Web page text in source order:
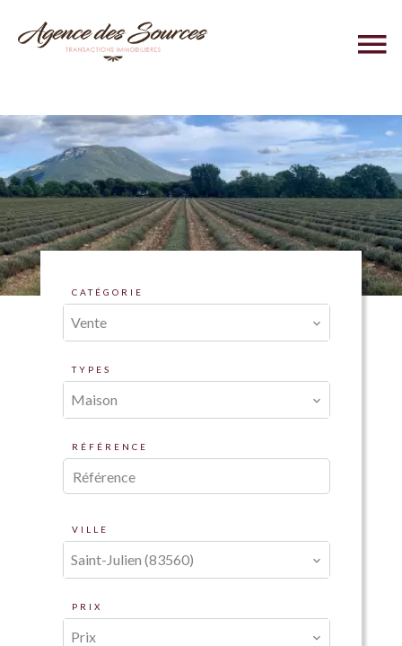
CATÉGORIE
Vente
TYPES
Maison
RÉFÉRENCE
VILLE
Saint-Julien (83560)
PRIX
Prix